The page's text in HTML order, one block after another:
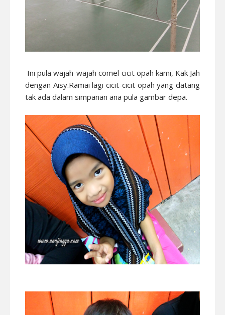
Ini pula wajah-wajah comel cicit opah kami, Kak Jah
dengan Aisy.Ramai lagi cicit-cicit opah yang datang
tak ada dalam simpanan ana pula gambar depa.